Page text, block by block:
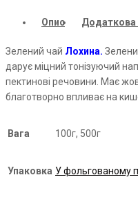
Опис Додаткова
Зелений чай Лохина.
дарує міцний тонізуючий
пектинові речовини. Має
благотворно впливає на
Вага 100г, 500г
Упаковка У фольгованому